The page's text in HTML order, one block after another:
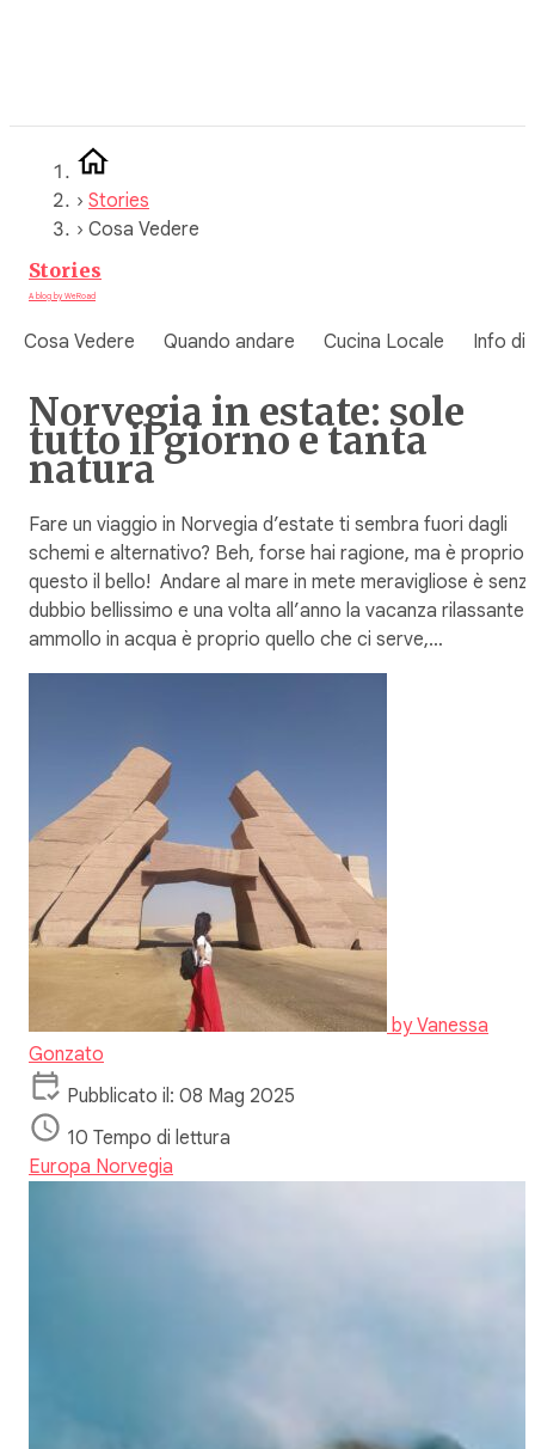
› Stories
› Cosa Vedere
Stories
A blog by WeRoad
Cosa Vedere Quando andare Cucina Locale Info di
Norvegia in estate: sole
tutto il giorno e tanta
natura
Fare un viaggio in Norvegia d’estate ti sembra fuori dagli
schemi e alternativo? Beh, forse hai ragione, ma è proprio
questo il bello! Andare al mare in mete meravigliose è
dubbio bellissimo e una volta all’anno la vacanza rilassante
ammollo in acqua è proprio quello che ci serve,…
byVanessa
Gonzato
Pubblicato il: 08 Mag 2025
10 Tempo di lettura
Europa Norvegia